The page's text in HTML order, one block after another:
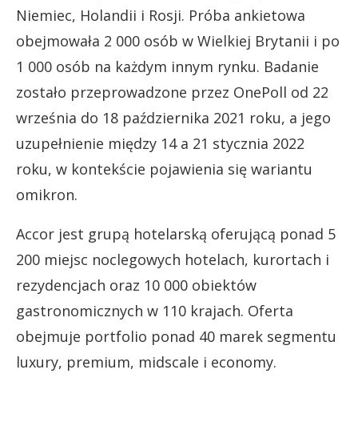
Niemiec, Holandii i Rosji. Próba ankietowa
obejmowała 2 000 osób w Wielkiej Brytanii i po
1 000 osób na każdym innym rynku. Badanie
zostało przeprowadzone przez OnePoll od 22
września do 18 października 2021 roku, a jego
uzupełnienie między 14 a 21 stycznia 2022
roku, w kontekście pojawienia się wariantu
omikron.
Accor jest grupą hotelarską oferującą ponad 5
200 miejsc noclegowych hotelach, kurortach i
rezydencjach oraz 10 000 obiektów
gastronomicznych w 110 krajach. Oferta
obejmuje portfolio ponad 40 marek segmentu
luxury, premium, midscale i economy.